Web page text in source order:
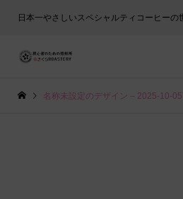
日本一やさしいスペシャルティコーヒーの
名称未設定のデザイン – 2025-10-